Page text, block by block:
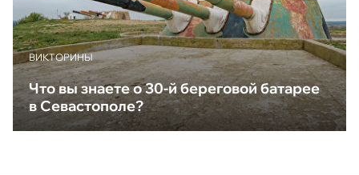
ВИКТОРИНЫ
Что вы знаете о 30-й береговой батарее
в Севастополе?